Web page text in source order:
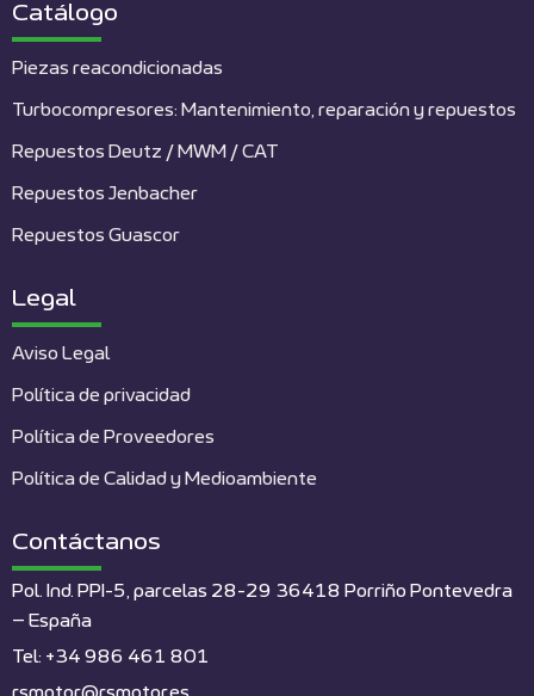
Catálogo
Piezas reacondicionadas
Turbocompresores: Mantenimiento, reparación y repuestos
Repuestos Deutz / MWM / CAT
Repuestos Jenbacher
Repuestos Guascor
Legal
Aviso Legal
Política de privacidad
Política de Proveedores
Política de Calidad y Medioambiente
Contáctanos
Pol. Ind. PPI-5, parcelas 28-29 36418 Porriño Pontevedra
– España
Tel: +34 986 461 801